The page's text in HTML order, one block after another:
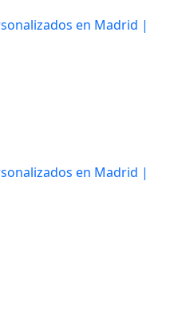
en Madrid |
en Madrid |